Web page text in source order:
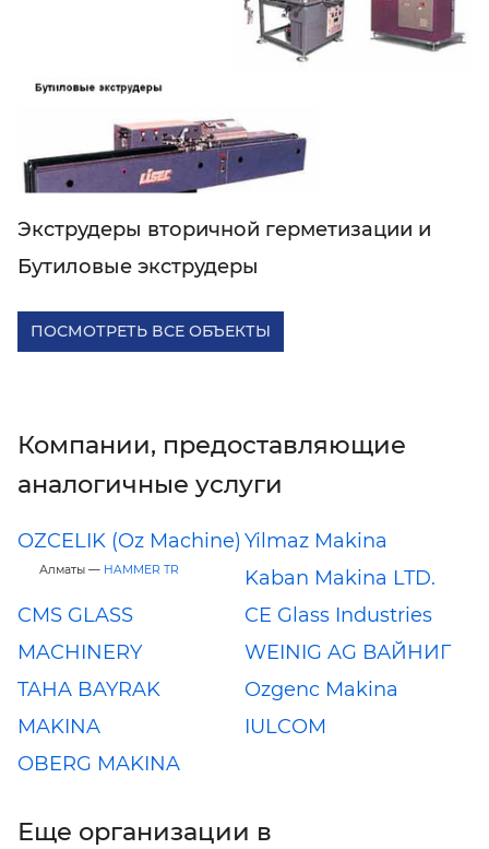
Экструдеры вторичной герметизации и
Бутиловые экструдеры
ПОСМОТРЕТЬ ВСЕ ОБЪЕКТЫ
Компании, предоставляющие
аналогичные услуги
OZCELIK (Oz Machine)
Алматы — HAMMER TR
Yilmaz Makina
Kaban Makina LTD.
CMS GLASS
MACHINERY
CE Glass Industries
WEINIG AG ВАЙНИГ
TAHA BAYRAK
MAKINA
Ozgenc Makina
IULCOM
OBERG MAKINA
Еще организации в